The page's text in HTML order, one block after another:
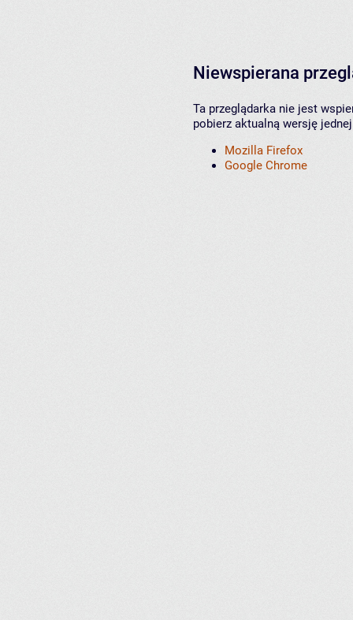
Niewspierana
Ta przeglądarka nie jest
pobierz aktualną wersję
Mozilla Firefox
Google Chrome